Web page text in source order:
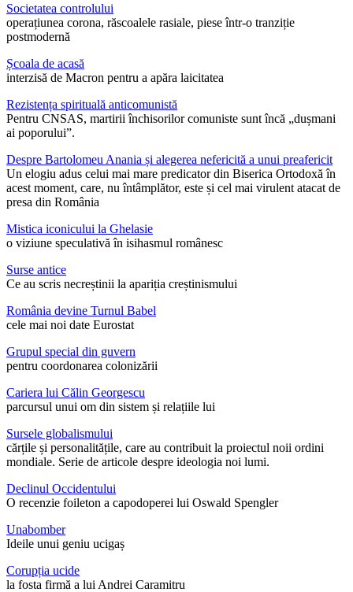
Societatea controlului
operațiunea corona, răscoalele rasiale, piese într-o tranziție
postmodernă
Școala de acasă
interzisă de Macron pentru a apăra laicitatea
Rezistența spirituală anticomunistă
Pentru CNSAS, martirii închisorilor comuniste sunt încă „dușmani
ai poporului”.
Despre Bartolomeu Anania și alegerea nefericită a unui preafericit
Un elogiu adus celui mai mare predicator din Biserica Ortodoxă în
acest moment, care, nu întâmplător, este și cel mai virulent atacat de
presa din România
Mistica iconicului la Ghelasie
o viziune speculativă în isihasmul românesc
Surse antice
Ce au scris necreștinii la apariția creștinismului
România devine Turnul Babel
cele mai noi date Eurostat
Grupul special din guvern
pentru coordonarea colonizării
Cariera lui Călin Georgescu
parcursul unui om din sistem și relațiile lui
Sursele globalismului
cărțile și personalitățile, care au contribuit la proiectul noii ordini
mondiale. Serie de articole despre ideologia noi lumi.
Declinul Occidentului
O recenzie foileton a capodoperei lui Oswald Spengler
Unabomber
Ideile unui geniu ucigaș
Corupția ucide
la fosta firmă a lui Andrei Caramitru